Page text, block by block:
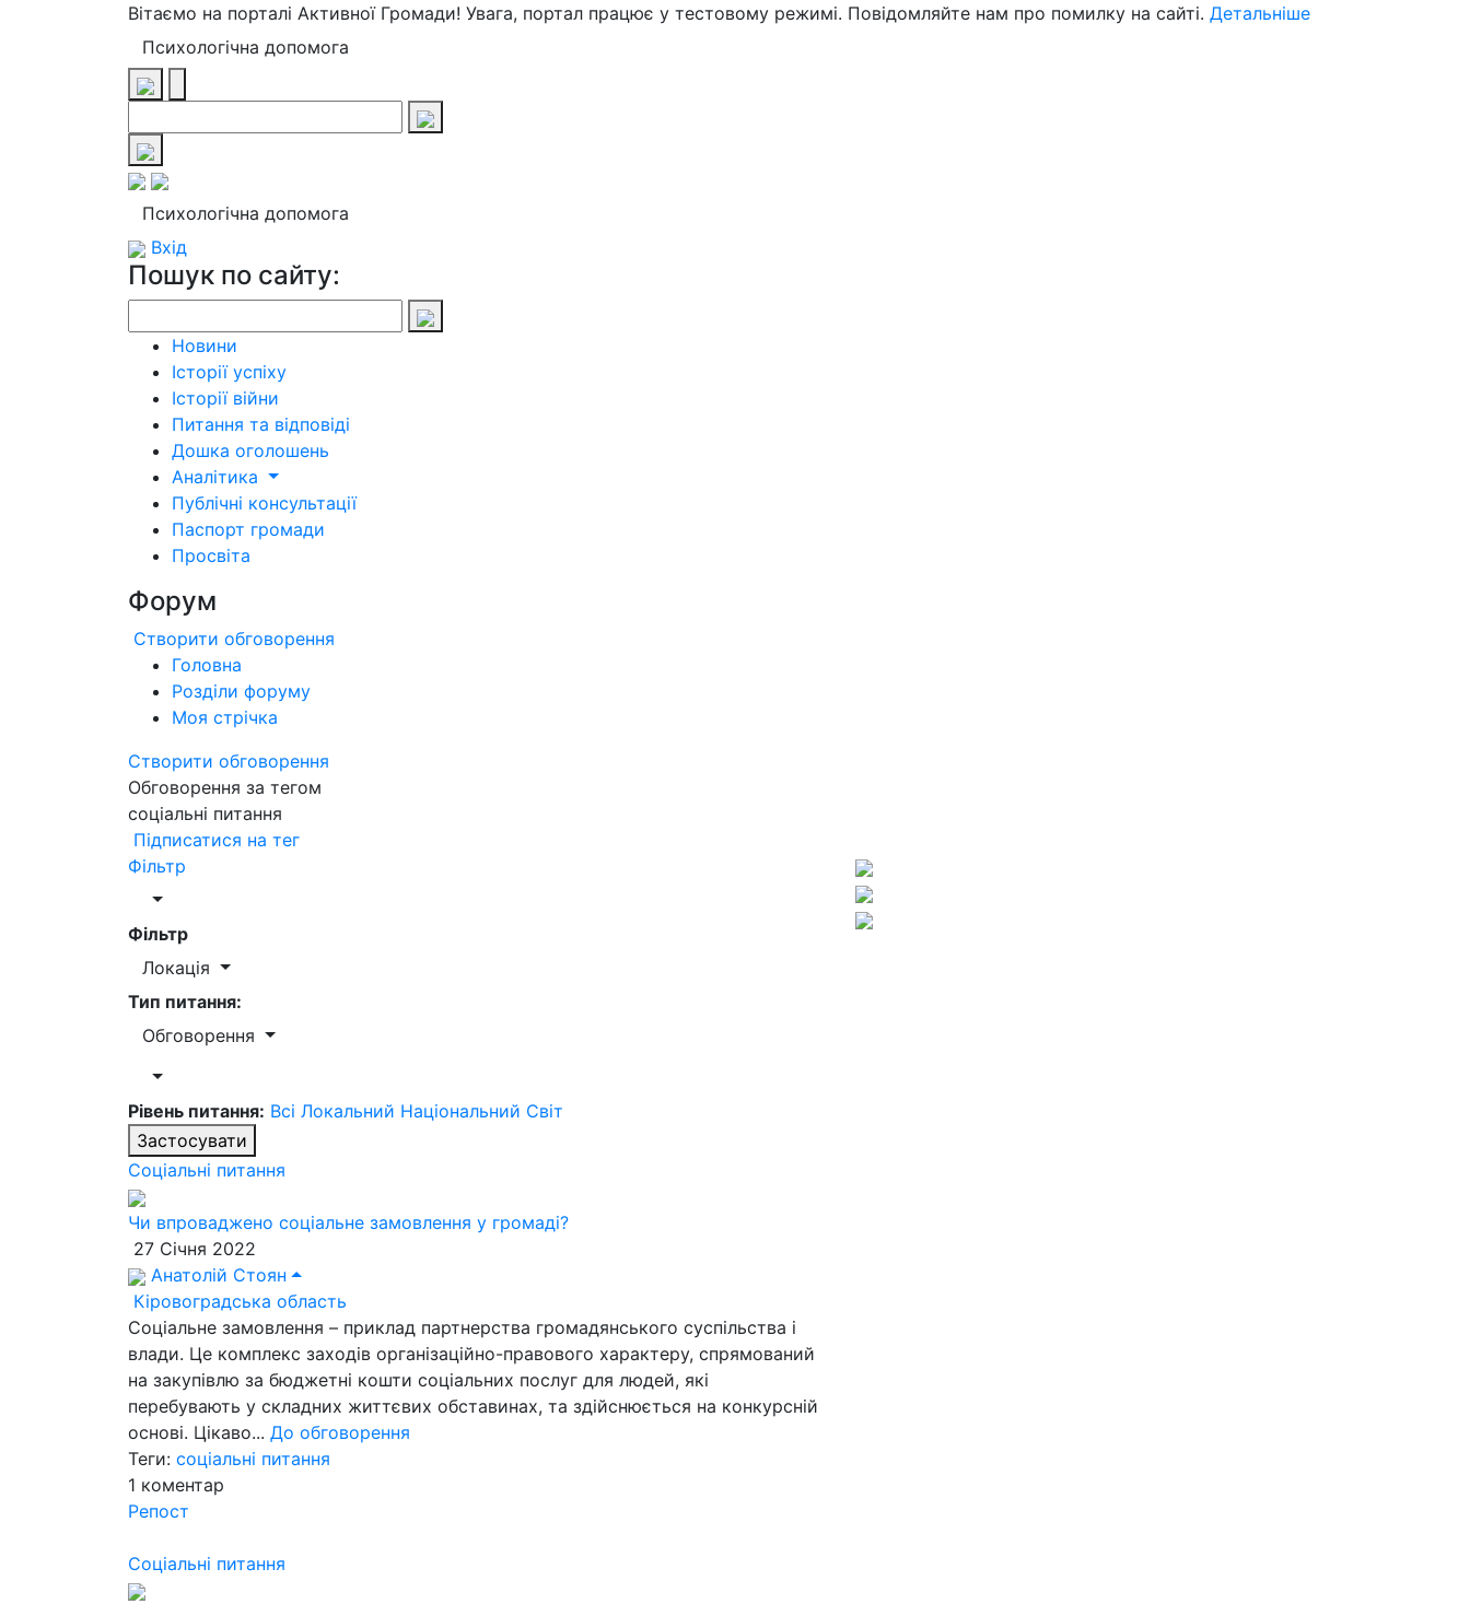
Вітаємо на порталі Активної Громади! Увага, портал працює у тестовому режимі. Повідомляйте нам про помилку на сайті. Детальніше
Психологічна допомога
Психологічна допомога
Вхід
Пошук по сайту:
Новини
Історії успіху
Історії війни
Питання та відповіді
Дошка оголошень
Аналітика
Публічні консультації
Паспорт громади
Просвіта
Форум
Створити обговорення
Головна
Розділи форуму
Моя стрічка
Створити обговорення
Обговорення за тегом
соціальні питання
Підписатися на тег
Фільтр
Фільтр
Локація
Тип питання:
Обговорення
Рівень питання: Всі Локальний Національний Світ
Застосувати
Соціальні питання
Чи впроваджено соціальне замовлення у громаді?
27 Січня 2022
Анатолій Стоян
Кіровоградська область
Соціальне замовлення – приклад партнерства громадянського суспільства і
влади. Це комплекс заходів організаційно-правового характеру, спрямований
на закупівлю за бюджетні кошти соціальних послуг для людей, які
перебувають у складних життєвих обставинах, та здійснюється на конкурсній
основі. Цікаво... До обговорення
Теги: соціальні питання
1 коментар
Репост
Соціальні питання